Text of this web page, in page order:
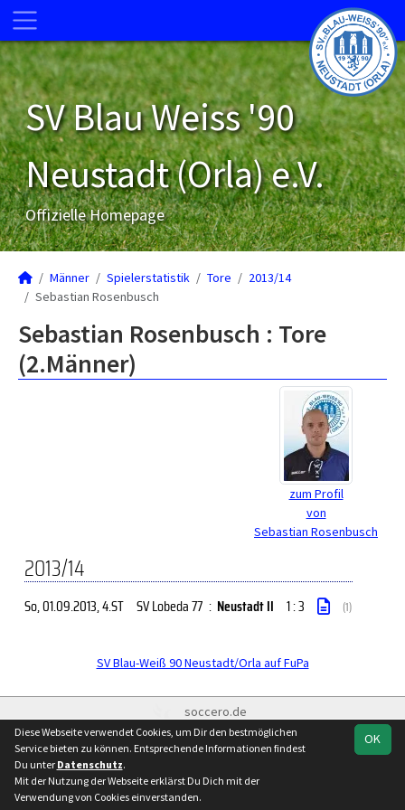
SV Blau Weiss '90
Neustadt (Orla) e.V.
Offizielle Homepage
Männer Spielerstatistik Tore
2013/14
Sebastian Rosenbusch
Sebastian Rosenbusch : Tore
(2.Männer)
zum Profil
von
Sebastian Rosenbusch
2013/14
So, 01.09.2013, 4.ST SV Lobeda 77 : Neustadt II 1 : 3 (1)
SV Blau-Weiß 90 Neustadt/Orla auf FuPa
soccero.de
© 2006 - 2026
Besucherstatistik Kontakt Impressum
Geburtstage
Datenschutz
OK
Diese Webseite verwendet Cookies, um Dir den bestmöglichen
Service bieten zu können. Entsprechende Informationen findest
Du unter Datenschutz.
Mit der Nutzung der Webseite erklärst Du Dich mit der
Verwendung von Cookies einverstanden.